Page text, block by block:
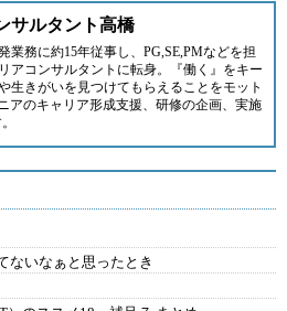
サルタント高橋
業務に約15年従事し、PG,SE,PMなどを担
アコンサルタントに転身。『働く』をキー
生きがいを見つけてもらえることをモット
アのキャリア形成支援、研修の企画、実施
いなぁと思ったとき